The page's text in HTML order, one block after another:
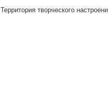
Территория творческого